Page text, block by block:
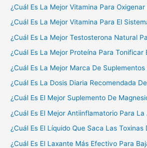
¿Cuál Es La Mejor Vitamina Para Oxigenar
¿Cuál Es La Mejor Vitamina Para El
¿Cuál Es La Mejor Testosterona Natural
¿Cuál Es La Mejor Proteína Para Tonificar
¿Cuál Es La Mejor Marca De
¿Cuál Es La Dosis Diaria Recomendada
¿Cuál Es El Mejor Suplemento De
¿Cuál Es El Mejor Antiinflamatorio Para La
¿Cuál Es El Líquido Que Saca Las Toxinas
¿Cuál Es El Laxante Más Efectivo Para